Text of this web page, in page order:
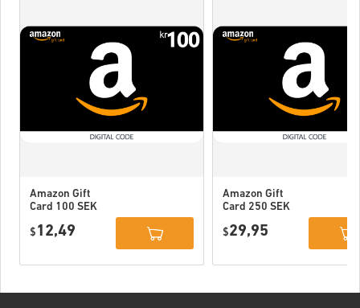
Amazon Gift
Card 100 SEK
$ 12,49
Amazon Gift
Card 250 SEK
$29,95